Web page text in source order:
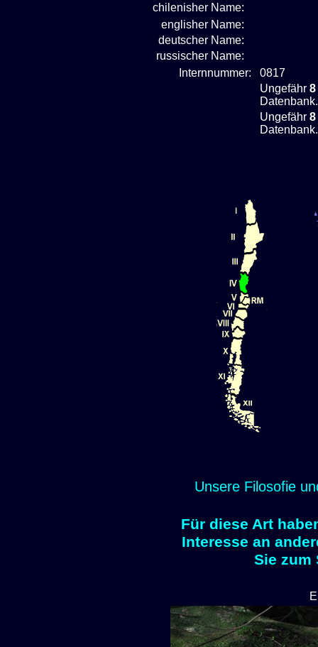
chilenisher Name:
englisher Name:
deutscher Name:
russischer Name:
Internnummer:
0817
Ungefähr 8
Datenbank.
Ungefähr 8
Datenbank.
Unsere Filosofie
Für diese Art
Interesse an
Sie zum